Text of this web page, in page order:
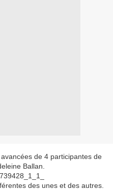
de 4 participantes de
Ballan.
des unes et des autres.